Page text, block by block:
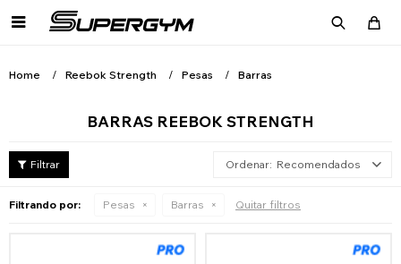

Home Reebok Strength Pesas Barras
BARRAS REEBOK STRENGTH
Recomendados
Filtrando por: Pesas Barras Quitar filtros